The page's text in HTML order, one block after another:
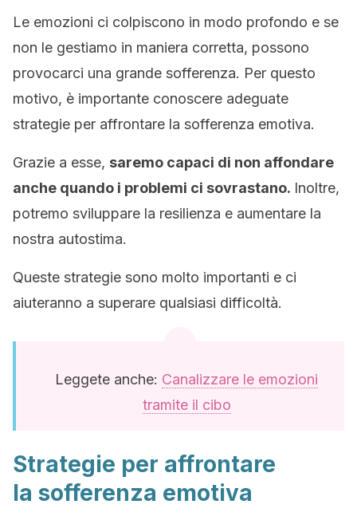
Le emozioni ci colpiscono in modo profondo e se
non le gestiamo in maniera corretta, possono
provocarci una grande sofferenza. Per questo
motivo, è importante conoscere adeguate
strategie per affrontare la sofferenza emotiva.
Grazie a esse, saremo capaci di non affondare
anche quando i problemi ci sovrastano. Inoltre,
potremo sviluppare la resilienza e aumentare la
nostra autostima.
Queste strategie sono molto importanti e ci
aiuteranno a superare qualsiasi difficoltà.
Leggete anche: Canalizzare le emozioni
tramite il cibo
Strategie per affrontare
la sofferenza emotiva